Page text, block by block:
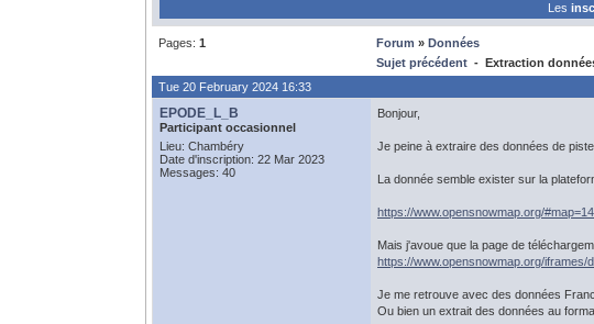
Les
Pages: 1 Forum » Données
Sujet précédent - Extraction
Tue 20 February 2024 16:33
EPODE_L_B
Participant occasionnel
Lieu: Chambéry
Date d'inscription: 22 Mar 2023
Messages: 40
Bonjour,
Je peine à extraire des données de
La donnée semble exister sur la
https://www.opensnowmap.org/
Mais j'avoue que la page de
https://www.opensnowmap.org/iframes/
Je me retrouve avec des données
Ou bien un extrait des données au